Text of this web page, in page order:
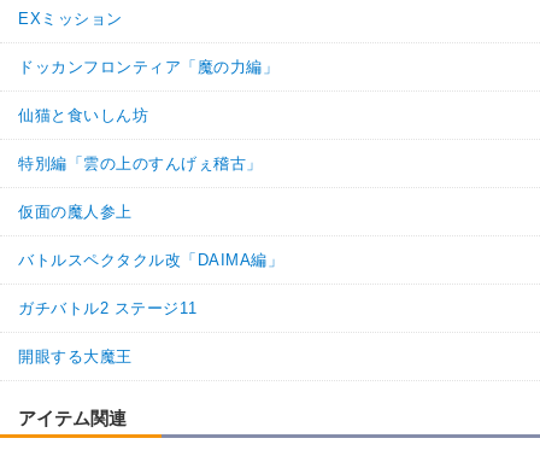
EXミッション
ドッカンフロンティア「魔の力編」
仙猫と食いしん坊
特別編「雲の上のすんげぇ稽古」
仮面の魔人参上
バトルスペクタクル改「DAIMA編」
ガチバトル2 ステージ11
開眼する大魔王
アイテム関連